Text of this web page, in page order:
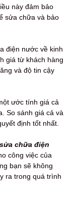
này đảm bảo
sửa chữa và bảo
điện nước về kinh
giá từ khách hàng
và độ tin cậy
ước tính giá cả
So sánh giá cả và
định tốt nhất.
chữa điện
công việc của
bạn sẽ không
ra trong quá trình